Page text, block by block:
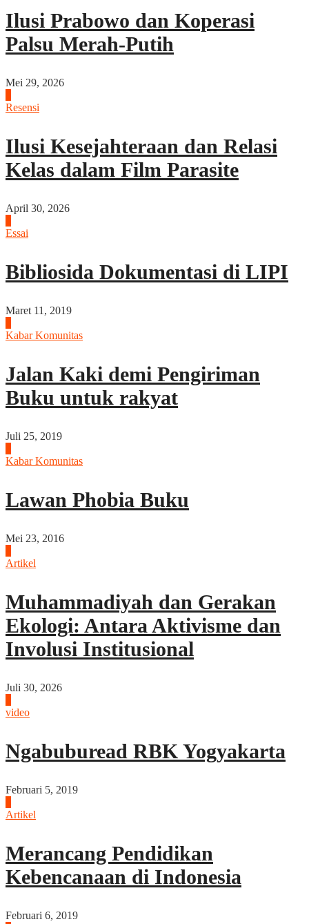
Ilusi Prabowo dan Koperasi
Palsu Merah-Putih
Mei 29, 2026
Resensi
Ilusi Kesejahteraan dan Relasi
Kelas dalam Film Parasite
April 30, 2026
Essai
Bibliosida Dokumentasi di LIPI
Maret 11, 2019
Kabar Komunitas
Jalan Kaki demi Pengiriman
Buku untuk rakyat
Juli 25, 2019
Kabar Komunitas
Lawan Phobia Buku
Mei 23, 2016
Artikel
Muhammadiyah dan Gerakan
Ekologi: Antara Aktivisme dan
Involusi Institusional
Juli 30, 2026
video
Ngabuburead RBK Yogyakarta
Februari 5, 2019
Artikel
Merancang Pendidikan
Kebencanaan di Indonesia
Februari 6, 2019